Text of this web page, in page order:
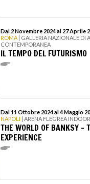
Dal 2 Novembre 2024 al 27 Aprile
ROMA | GALLERIA NAZIONALE DI
CONTEMPORANEA
IL TEMPO DEL FUTURISMO
Dal 11 Ottobre 2024 al 4 Maggio
NAPOLI | ARENA FLEGREA INDOOR
THE WORLD OF BANKSY –
EXPERIENCE